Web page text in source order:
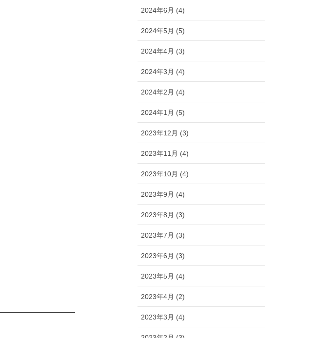
2024年6月 (4)
2024年5月 (5)
2024年4月 (3)
2024年3月 (4)
2024年2月 (4)
2024年1月 (5)
2023年12月 (3)
2023年11月 (4)
2023年10月 (4)
2023年9月 (4)
2023年8月 (3)
2023年7月 (3)
2023年6月 (3)
2023年5月 (4)
2023年4月 (2)
2023年3月 (4)